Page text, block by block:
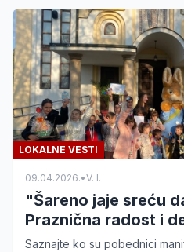
LOKALNE VESTI
09.04.2026.•V. I.
"Šareno jaje sreću
Praznična radost i
Saznajte ko su pobednici